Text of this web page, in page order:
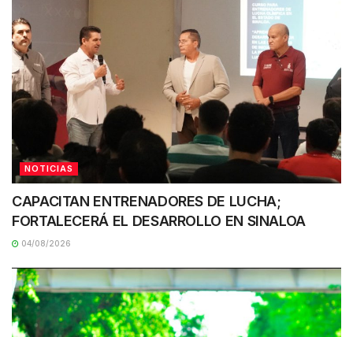
NOTICIAS
CAPACITAN ENTRENADORES DE LUCHA;
FORTALECERÁ EL DESARROLLO EN SINALOA
04/08/2026